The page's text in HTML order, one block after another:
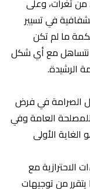
في تسيير
ما لم تكن
نتساهل مع أي شكل
الرشيدة.
الصرامة في فرض
للمصلحة العامة وفي
الأولى
الاحترازية مع
من توجيهات